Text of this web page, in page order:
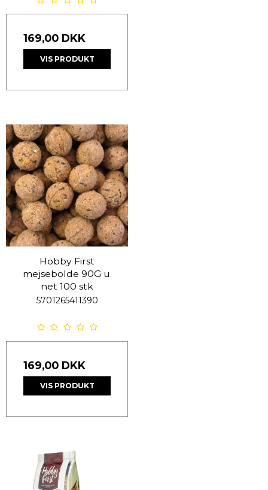
169,00 DKK
VIS PRODUKT
Hobby First
mejsebolde 90G u.
net 100 stk
5701265411390
169,00 DKK
VIS PRODUKT